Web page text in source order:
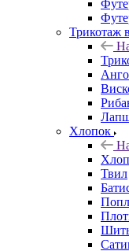
Трикотаж
Хлопок
Твил